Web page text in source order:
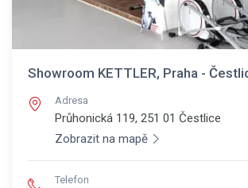
Showroom KETTLER, Praha -
Adresa
Průhonická 119, 251 01 Čestlice
Zobrazit na mapě
Telefon